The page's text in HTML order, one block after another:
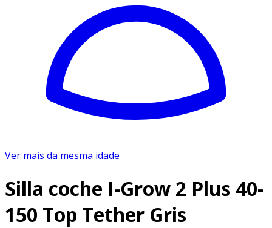
Ver mais da mesma idade
Silla coche I-Grow 2 Plus 40-
150 Top Tether Gris